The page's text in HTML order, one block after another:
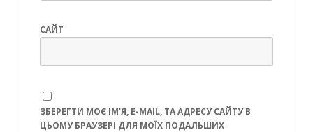
САЙТ
ЗБЕРЕГТИ МОЄ ІМ'Я, E-MAIL, ТА АДРЕСУ САЙТУ В
ЦЬОМУ БРАУЗЕРІ ДЛЯ МОЇХ ПОДАЛЬШИХ